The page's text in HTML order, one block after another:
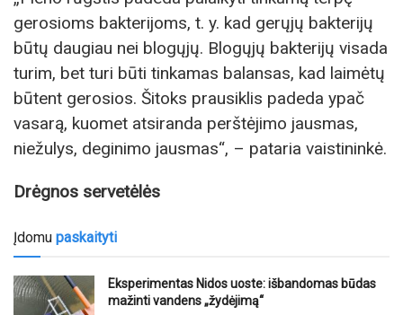
gerosioms bakterijoms, t. y. kad gerųjų bakterijų
būtų daugiau nei blogųjų. Blogųjų bakterijų visada
turim, bet turi būti tinkamas balansas, kad laimėtų
būtent gerosios. Šitoks prausiklis padeda ypač
vasarą, kuomet atsiranda perštėjimo jausmas,
niežulys, deginimo jausmas“, – pataria vaistininkė.
Drėgnos servetėlės
Įdomu paskaityti
Eksperimentas Nidos uoste: išbandomas būdas
mažinti vandens „žydėjimą“